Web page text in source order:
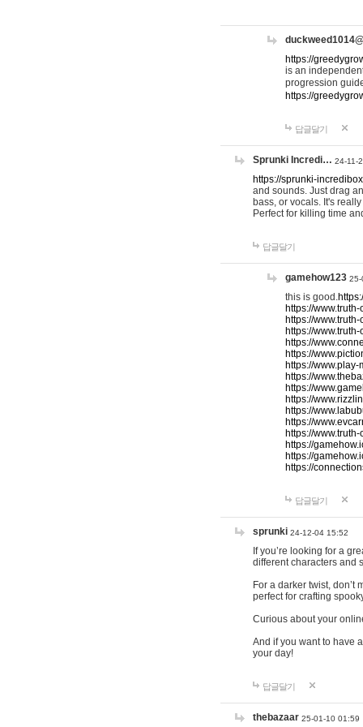
https://
is an
progression
https://
답글달기
Sprunki Incredi… 24-11-
https://sprunki-
and sounds. Just drag
bass, or vocals. It's
Perfect for killing time
답글달기
gamehow123 25-
this is good.
https://
https://
https://
https://
https://
https://
https://
https://
https://
https://
https://
https://
https://
https://
https://
답글달기
sprunki 24-12-04 15:52
If you’re looking for a
different characters and
For a darker twist, don’t
perfect for crafting
Curious about your
And if you want to have
your day!
답글달기
thebazaar 25-01-10 01:59